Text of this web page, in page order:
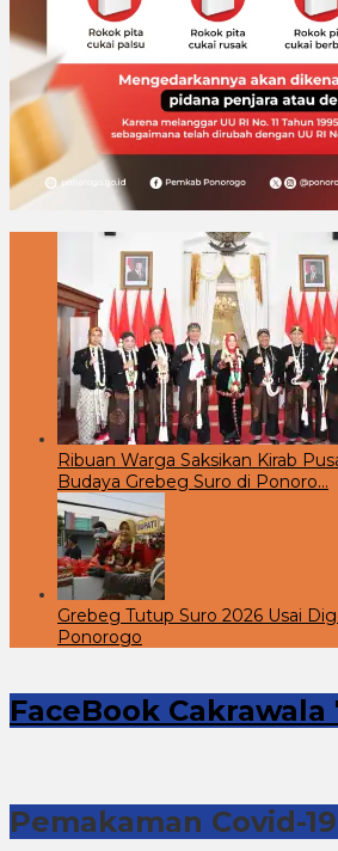
Ribuan Warga Saksikan Kirab
Budaya Grebeg Suro di Ponoro…
Grebeg Tutup Suro 2026 Usai
Ponorogo
FaceBook Cakrawala
Pemakaman Covid-